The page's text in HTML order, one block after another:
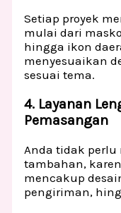
Setiap proyek
mulai dari
hingga ikon
menyesuaikan
sesuai tema.
4. Layanan
Pemasangan
Anda tidak perlu
tambahan,
mencakup
pengiriman,